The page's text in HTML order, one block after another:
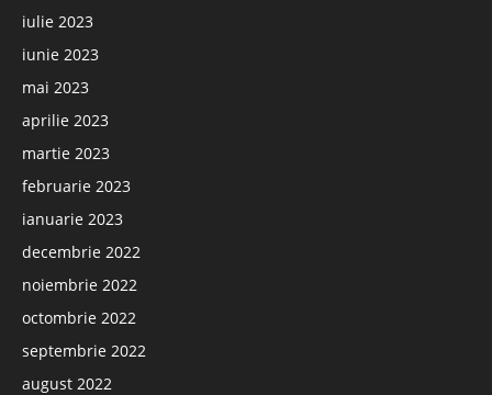
iulie 2023
iunie 2023
mai 2023
aprilie 2023
martie 2023
februarie 2023
ianuarie 2023
decembrie 2022
noiembrie 2022
octombrie 2022
septembrie 2022
august 2022